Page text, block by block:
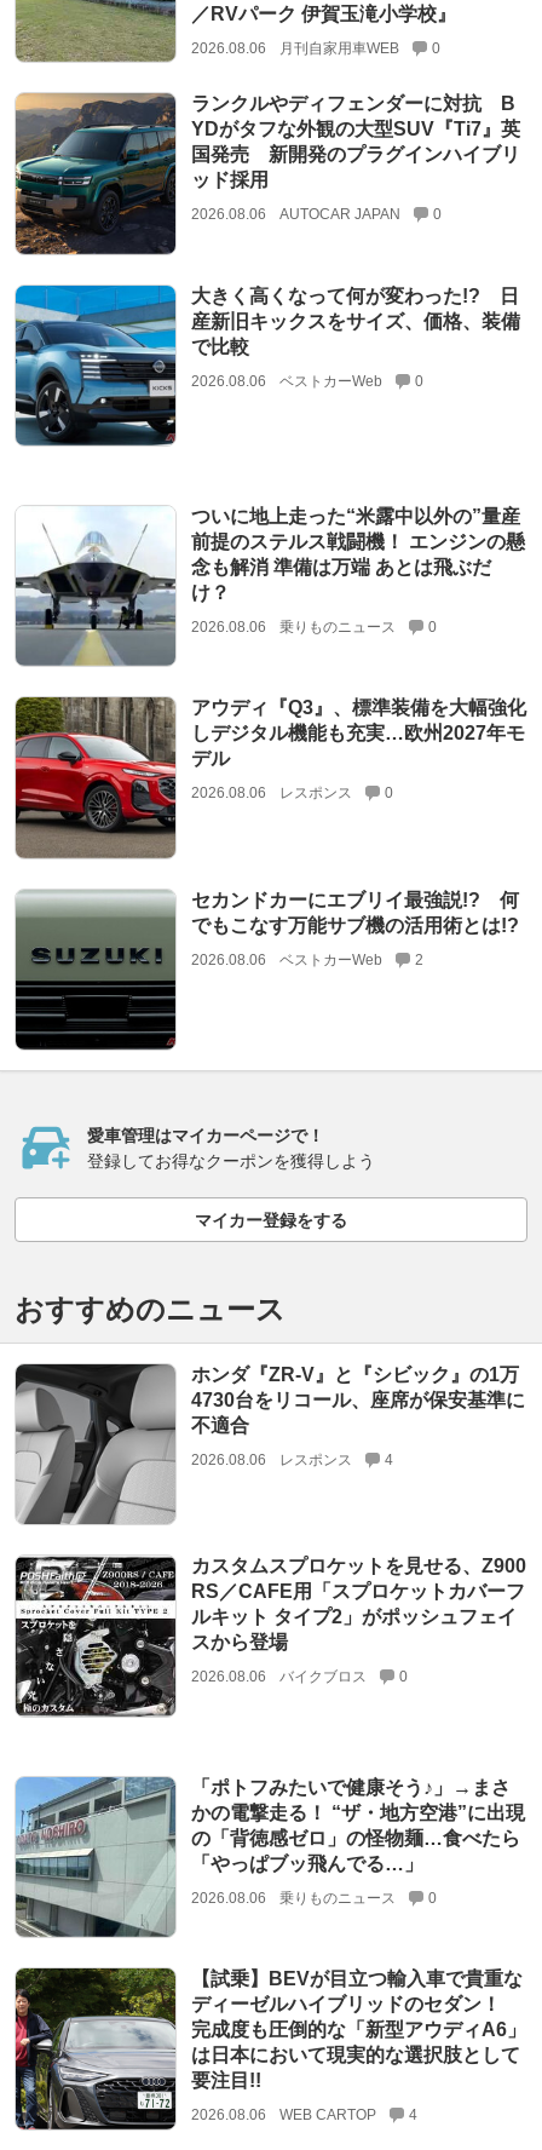
／RVパーク 伊賀玉滝小学校』
2026.08.06 月刊自家用車WEB 0
ランクルやディフェンダーに対抗 B
YDがタフな外観の大型SUV『Ti7』英
国発売 新開発のプラグインハイブリ
ッド採用
2026.08.06 AUTOCAR JAPAN 0
大きく高くなって何が変わった!? 日
産新旧キックスをサイズ、価格、装備
で比較
2026.08.06 ベストカーWeb 0
ついに地上走った“米露中以外の”量産
前提のステルス戦闘機！ エンジンの懸
念も解消 準備は万端 あとは飛ぶだ
け？
2026.08.06 乗りものニュース 0
アウディ『Q3』、標準装備を大幅強化
しデジタル機能も充実…欧州2027年モ
デル
2026.08.06 レスポンス 0
セカンドカーにエブリイ最強説!? 何
でもこなす万能サブ機の活用術とは!?
2026.08.06 ベストカーWeb 2
愛車管理はマイカーページで！
登録してお得なクーポンを獲得しよう
マイカー登録をする
おすすめのニュース
ホンダ『ZR-V』と『シビック』の1万
4730台をリコール、座席が保安基準に
不適合
2026.08.06 レスポンス 4
カスタムスプロケットを見せる、Z900
RS／CAFE用「スプロケットカバーフ
ルキット タイプ2」がポッシュフェイ
スから登場
2026.08.06 バイクブロス 0
「ポトフみたいで健康そう♪」→まさ
かの電撃走る！ “ザ・地方空港”に出現
の「背徳感ゼロ」の怪物麺…食べたら
「やっぱブッ飛んでる…」
2026.08.06 乗りものニュース 0
【試乗】BEVが目立つ輸入車で貴重な
ディーゼルハイブリッドのセダン！
完成度も圧倒的な「新型アウディA6」
は日本において現実的な選択肢として
要注目!!
2026.08.06 WEB CARTOP 4